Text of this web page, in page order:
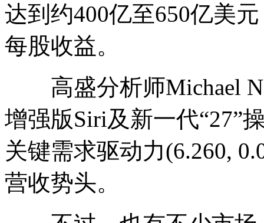
达到约400亿至650亿美
每股收益。
高盛分析师Michael
增强版Siri及新一代“27”
关键需求驱动力(6.260,
营收势头。